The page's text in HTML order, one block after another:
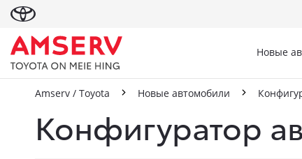
Новые
Amserv / Toyota Новые автомобили
Конфигуратор